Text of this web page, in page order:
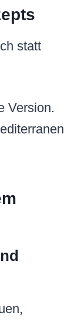
statt
Version.